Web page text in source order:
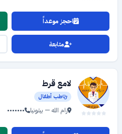
احجز موعداً
متابعة
لامع قرط
طب أطفال
رام الله — بيتونيا •••••••